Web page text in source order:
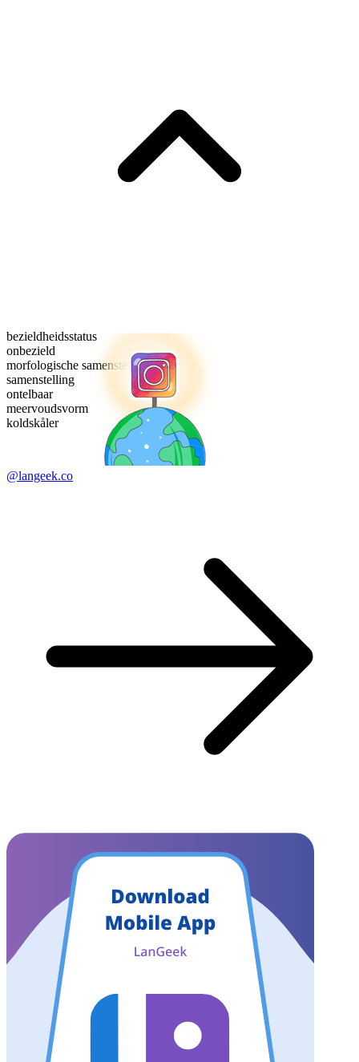
bezieldheidsstatus
onbezield
morfologische samenstelling
samenstelling
ontelbaar
meervoudsvorm
koldskåler
@langeek.co